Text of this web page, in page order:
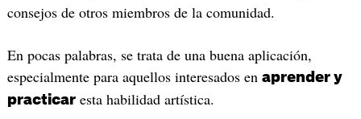
consejos de otros miembros de la comunidad.
En pocas palabras, se trata de una buena aplicación,
especialmente para aquellos interesados en aprender y
practicaresta habilidad artística.